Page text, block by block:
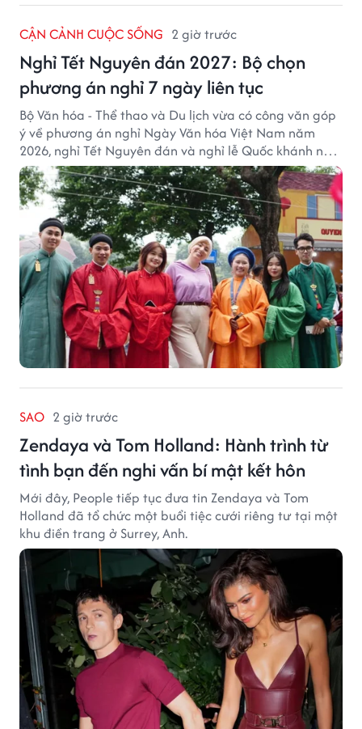
CẬN CẢNH CUỘC SỐNG 2 giờ trước
Nghỉ Tết Nguyên đán 2027: Bộ chọn
phương án nghỉ 7 ngày liên tục
Bộ Văn hóa - Thể thao và Du lịch vừa có công văn góp
ý về phương án nghỉ Ngày Văn hóa Việt Nam năm
2026, nghỉ Tết Nguyên đán và nghỉ lễ Quốc khánh năm
2027.
SAO 2 giờ trước
Zendaya và Tom Holland: Hành trình từ
tình bạn đến nghi vấn bí mật kết hôn
Mới đây, People tiếp tục đưa tin Zendaya và Tom
Holland đã tổ chức một buổi tiệc cưới riêng tư tại một
khu điền trang ở Surrey, Anh.